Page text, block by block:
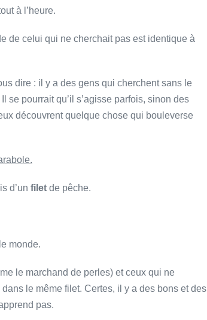
à l’heure.
de celui qui ne cherchait pas est identique à
dire : il y a des gens qui cherchent sans le
se pourrait qu’il s’agisse parfois, sinon des
découvrent quelque chose qui bouleverse
d’un filet de pêche.
monde.
le marchand de perles) et ceux qui ne
le même filet. Certes, il y a des bons et des
pas.